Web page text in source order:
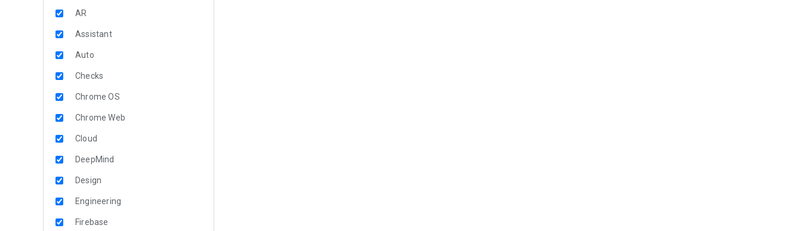
AR
Assistant
Auto
Checks
Chrome OS
Chrome Web
Cloud
DeepMind
Design
Engineering
Firebase